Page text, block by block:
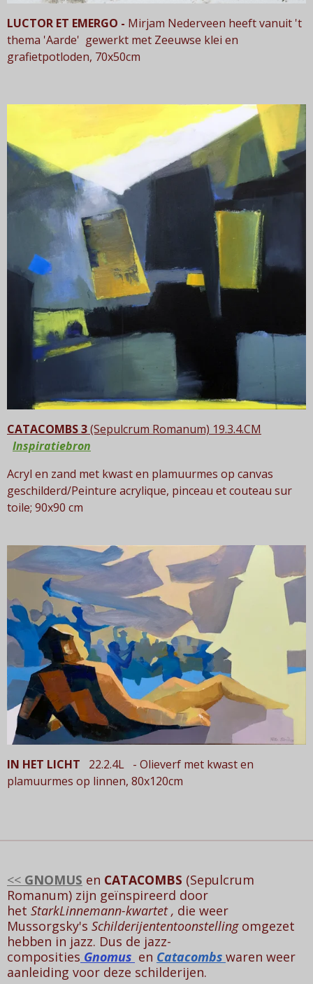
LUCTOR ET EMERGO - Mirjam Nederveen heeft vanuit 't
thema 'Aarde' gewerkt met Zeeuwse klei en
grafietpotloden, 70x50cm
CATACOMBS 3(Sepulcrum Romanum) 19.3.4.CM
Inspiratiebron
Acryl en zand met kwast en plamuurmes op canvas
geschilderd/Peinture acrylique, pinceau etcouteau sur
toile; 90x90 cm
IN HET LICHT 22.2.4L - Olieverf met kwast en
plamuurmes op linnen, 80x120cm
<< GNOMUS en CATACOMBS (Sepulcrum
Romanum) zijn geïnspireerd door
het StarkLinnemann-kwartet , die weer
Mussorgsky's Schilderijententoonstellingomgezet
hebben in jazz. Dus de jazz-
composities Gnomus en Catacombs waren weer
aanleiding voor deze schilderijen.